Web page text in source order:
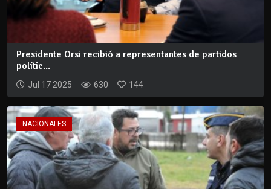
Presidente Orsi recibió a representantes de partidos
polític...
Jul 17 2025 630 144
NACIONALES